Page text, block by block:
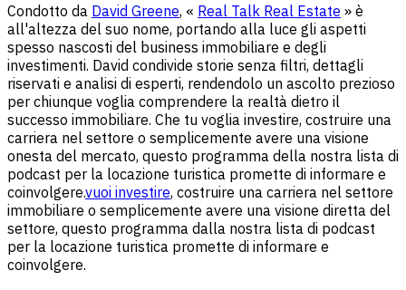
Condotto da David Greene, « Real Talk Real Estate » è
all'altezza del suo nome, portando alla luce gli aspetti
spesso nascosti del business immobiliare e degli
investimenti. David condivide storie senza filtri, dettagli
riservati e analisi di esperti, rendendolo un ascolto prezioso
per chiunque voglia comprendere la realtà dietro il
successo immobiliare. Che tu voglia investire, costruire una
carriera nel settore o semplicemente avere una visione
onesta del mercato, questo programma della nostra lista di
podcast per la locazione turistica promette di informare e
coinvolgere.vuoi investire, costruire una carriera nel settore
immobiliare o semplicemente avere una visione diretta del
settore, questo programma dalla nostra lista di podcast
per la locazione turistica promette di informare e
coinvolgere.